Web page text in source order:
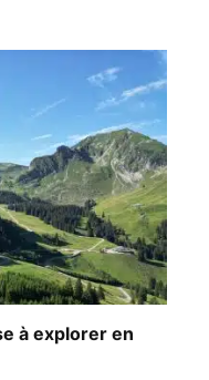
à explorer en